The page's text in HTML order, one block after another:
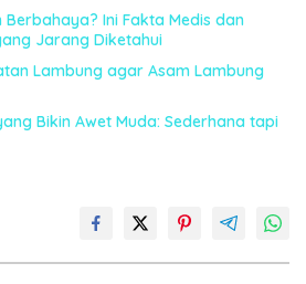
Ini Fakta Medis dan
Jarang Diketahui
Lambung agar Asam Lambung
Bikin Awet Muda: Sederhana tapi